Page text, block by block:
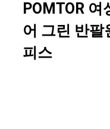
POMTOR
어 그린 반
피스